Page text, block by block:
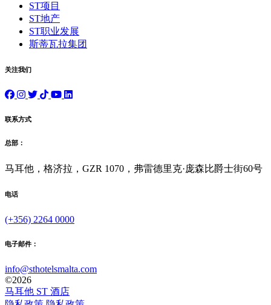
ST项目
ST地产
ST职业发展
斯蒂瓦拉集团
关注我们
联系方式
总部：
马耳他，格济拉，GZR 1070，弗雷德里克·庞森比爵士街60号
电话
(+356) 2264 0000
电子邮件：
info@sthotelsmalta.com
©2026
马耳他 ST 酒店